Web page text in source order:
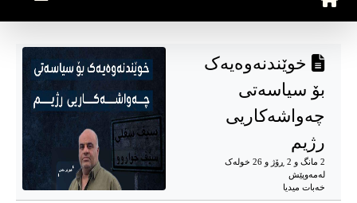
خوێندنەوەیەک
بۆ سیاسەتی
چەواشەکاریی
رژیم
2 مانگ و 2 ڕۆژ و 26 خوله‌ک
له‌مه‌وپێش‌
خەبات میدیا